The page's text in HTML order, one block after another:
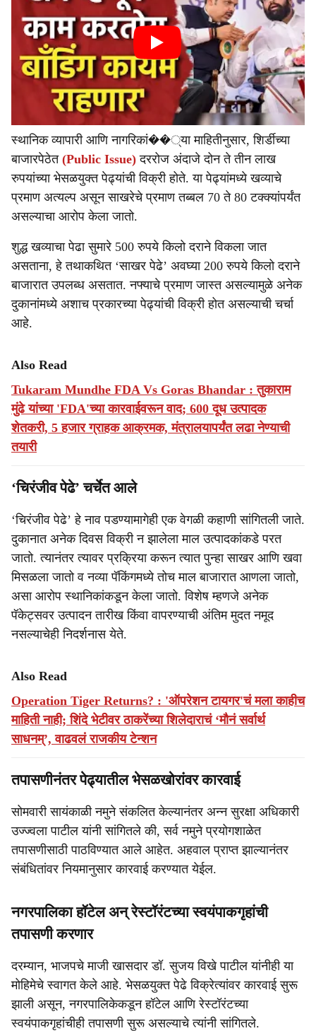
स्थानिक व्यापारी आणि नागरिकां��्या माहितीनुसार, शिर्डीच्या
बाजारपेठेत (Public Issue) दररोज अंदाजे दोन ते तीन लाख
रुपयांच्या भेसळयुक्त पेढ्यांची विक्री होते. या पेढ्यांमध्ये खव्याचे
प्रमाण अत्यल्प असून साखरेचे प्रमाण तब्बल 70 ते 80 टक्क्यांपर्यंत
असल्याचा आरोप केला जातो.
शुद्ध खव्याचा पेढा सुमारे 500 रुपये किलो दराने विकला जात
असताना, हे तथाकथित ‘साखर पेढे’ अवघ्या 200 रुपये किलो दराने
बाजारात उपलब्ध असतात. नफ्याचे प्रमाण जास्त असल्यामुळे अनेक
दुकानांमध्ये अशाच प्रकारच्या पेढ्यांची विक्री होत असल्याची चर्चा
आहे.
Also Read
Tukaram Mundhe FDA Vs Goras Bhandar : तुकाराम
मुंढे यांच्या 'FDA'च्या कारवाईवरून वाद; 600 दूध उत्पादक
शेतकरी, 5 हजार ग्राहक आक्रमक, मंत्रालयापर्यंत लढा नेण्याची
तयारी
‘चिरंजीव पेढे’ चर्चेत आले
‘चिरंजीव पेढे’ हे नाव पडण्यामागेही एक वेगळी कहाणी सांगितली जाते.
दुकानात अनेक दिवस विक्री न झालेला माल उत्पादकांकडे परत
जातो. त्यानंतर त्यावर प्रक्रिया करून त्यात पुन्हा साखर आणि खवा
मिसळला जातो व नव्या पॅकिंगमध्ये तोच माल बाजारात आणला जातो,
असा आरोप स्थानिकांकडून केला जातो. विशेष म्हणजे अनेक
पॅकेट्सवर उत्पादन तारीख किंवा वापरण्याची अंतिम मुदत नमूद
नसल्याचेही निदर्शनास येते.
Also Read
Operation Tiger Returns? : 'ऑपरेशन टायगर'चं मला काहीच
माहिती नाही; शिंदे भेटीवर ठाकरेंच्या शिलेदाराचं ‘मौनं सर्वार्थ
साधनम्’, वाढवलं राजकीय टेन्शन
तपासणीनंतर पेढ्यातील भेसळखोरांवर कारवाई
सोमवारी सायंकाळी नमुने संकलित केल्यानंतर अन्न सुरक्षा अधिकारी
उज्ज्वला पाटील यांनी सांगितले की, सर्व नमुने प्रयोगशाळेत
तपासणीसाठी पाठविण्यात आले आहेत. अहवाल प्राप्त झाल्यानंतर
संबंधितांवर नियमानुसार कारवाई करण्यात येईल.
नगरपालिका हॉटेल अन् रेस्टॉरंटच्या स्वयंपाकगृहांची
तपासणी करणार
दरम्यान, भाजपचे माजी खासदार डॉ. सुजय विखे पाटील यांनीही या
मोहिमेचे स्वागत केले आहे. भेसळयुक्त पेढे विक्रेत्यांवर कारवाई सुरू
झाली असून, नगरपालिकेकडून हॉटेल आणि रेस्टॉरंटच्या
स्वयंपाकगृहांचीही तपासणी सुरू असल्याचे त्यांनी सांगितले.